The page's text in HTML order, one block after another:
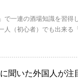
で一連の酒場知識を習得
人（初心者）でも出来る
聞いた外国人が注